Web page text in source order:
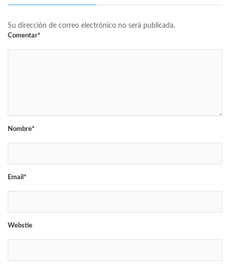
Su dirección de correo electrónico no será publicada.
Comentar*
Nombre*
Email*
Webstie